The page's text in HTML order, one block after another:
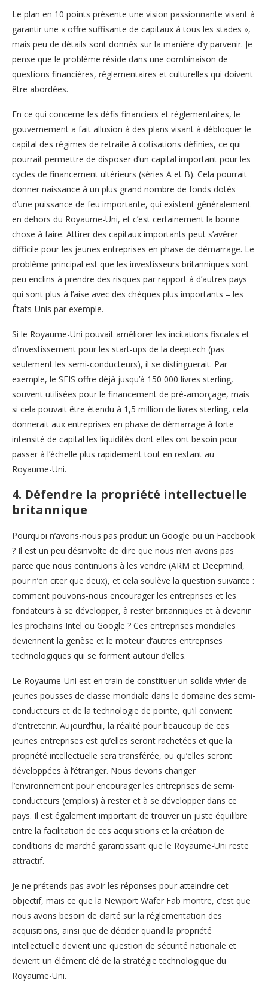
Le plan en 10 points présente une vision passionnante visant à
garantir une « offre suffisante de capitaux à tous les stades »,
mais peu de détails sont donnés sur la manière d’y parvenir. Je
pense que le problème réside dans une combinaison de
questions financières, réglementaires et culturelles qui doivent
être abordées.
En ce qui concerne les défis financiers et réglementaires, le
gouvernement a fait allusion à des plans visant à débloquer le
capital des régimes de retraite à cotisations définies, ce qui
pourrait permettre de disposer d’un capital important pour les
cycles de financement ultérieurs (séries A et B). Cela pourrait
donner naissance à un plus grand nombre de fonds dotés
d’une puissance de feu importante, qui existent généralement
en dehors du Royaume-Uni, et c’est certainement la bonne
chose à faire. Attirer des capitaux importants peut s’avérer
difficile pour les jeunes entreprises en phase de démarrage. Le
problème principal est que les investisseurs britanniques sont
peu enclins à prendre des risques par rapport à d’autres pays
qui sont plus à l’aise avec des chèques plus importants – les
États-Unis par exemple.
Si le Royaume-Uni pouvait améliorer les incitations fiscales et
d’investissement pour les start-ups de la deeptech (pas
seulement les semi-conducteurs), il se distinguerait. Par
exemple, le SEIS offre déjà jusqu’à 150 000 livres sterling,
souvent utilisées pour le financement de pré-amorçage, mais
si cela pouvait être étendu à 1,5 million de livres sterling, cela
donnerait aux entreprises en phase de démarrage à forte
intensité de capital les liquidités dont elles ont besoin pour
passer à l’échelle plus rapidement tout en restant au
Royaume-Uni.
4. Défendre la propriété intellectuelle
britannique
Pourquoi n’avons-nous pas produit un Google ou un Facebook
? Il est un peu désinvolte de dire que nous n’en avons pas
parce que nous continuons à les vendre (ARM et Deepmind,
pour n’en citer que deux), et cela soulève la question suivante :
comment pouvons-nous encourager les entreprises et les
fondateurs à se développer, à rester britanniques et à devenir
les prochains Intel ou Google ? Ces entreprises mondiales
deviennent la genèse et le moteur d’autres entreprises
technologiques qui se forment autour d’elles.
Le Royaume-Uni est en train de constituer un solide vivier de
jeunes pousses de classe mondiale dans le domaine des semi-
conducteurs et de la technologie de pointe, qu’il convient
d’entretenir. Aujourd’hui, la réalité pour beaucoup de ces
jeunes entreprises est qu’elles seront rachetées et que la
propriété intellectuelle sera transférée, ou qu’elles seront
développées à l’étranger. Nous devons changer
l’environnement pour encourager les entreprises de semi-
conducteurs (emplois) à rester et à se développer dans ce
pays. Il est également important de trouver un juste équilibre
entre la facilitation de ces acquisitions et la création de
conditions de marché garantissant que le Royaume-Uni reste
attractif.
Je ne prétends pas avoir les réponses pour atteindre cet
objectif, mais ce que la Newport Wafer Fab montre, c’est que
nous avons besoin de clarté sur la réglementation des
acquisitions, ainsi que de décider quand la propriété
intellectuelle devient une question de sécurité nationale et
devient un élément clé de la stratégie technologique du
Royaume-Uni.